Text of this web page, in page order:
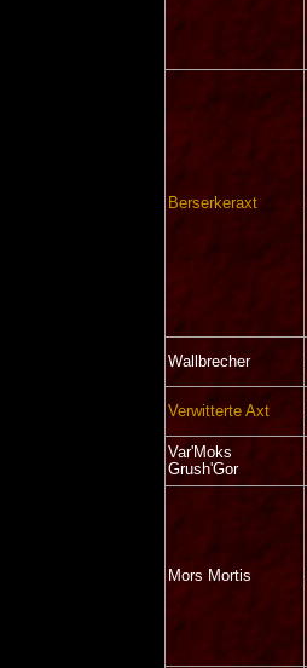
Berserkeraxt
Wallbrecher
Verwitterte Axt
Var'Moks
Grush'Gor
Mors Mortis